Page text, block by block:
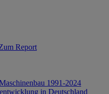
Report
1991-2024
in Deutschland